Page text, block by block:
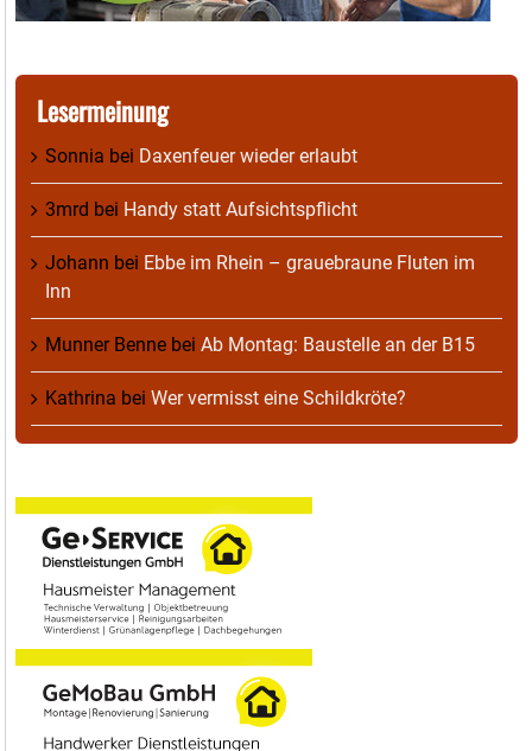
Lesermeinung
Sonnia bei Daxenfeuer wieder erlaubt
3mrd bei Handy statt Aufsichtspflicht
Johann bei Ebbe im Rhein – grauebraune Fluten im
Inn
Munner Benne bei Ab Montag: Baustelle an der B15
Kathrina bei Wer vermisst eine Schildkröte?